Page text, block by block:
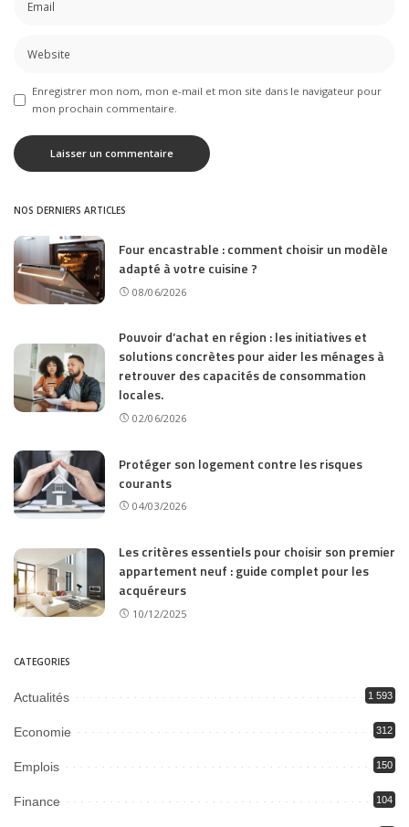
Enregistrer mon nom, mon e-mail et mon site dans le navigateur pour
mon prochain commentaire.
NOS DERNIERS ARTICLES
Four encastrable : comment choisir un modèle
adapté à votre cuisine ?
08/06/2026
Pouvoir d’achat en région : les initiatives et
solutions concrètes pour aider les ménages à
retrouver des capacités de consommation
locales.
02/06/2026
Protéger son logement contre les risques
courants
04/03/2026
Les critères essentiels pour choisir son premier
appartement neuf : guide complet pour les
acquéreurs
10/12/2025
CATEGORIES
Actualités 1 593
Economie 312
Emplois 150
Finance 104